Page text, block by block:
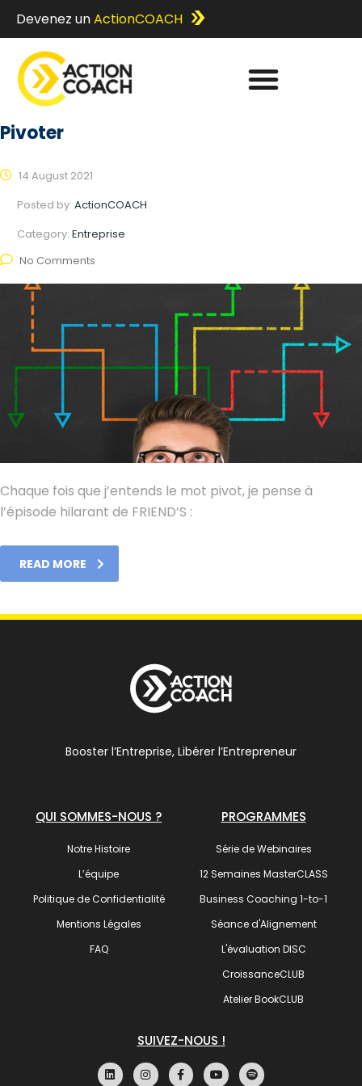
Devenez unActionCOACH
Pivoter
14 August 2021
Posted by: ActionCOACH
Category: Entreprise
No Comments
Chaque fois que j’entends le mot pivot, je pense à
l’épisode hilarant de FRIEND’S :
READ MORE
Booster l’Entreprise, Libérer l’Entrepreneur
QUI SOMMES-NOUS ?
Notre Histoire
L’équipe
Politique de Confidentialité
Mentions Légales
FAQ
PROGRAMMES
Série de Webinaires
12 Semaines MasterCLASS
Business Coaching 1-to-1
Séance d'Alignement
L'évaluation DISC
CroissanceCLUB
Atelier BookCLUB
SUIVEZ-NOUS !